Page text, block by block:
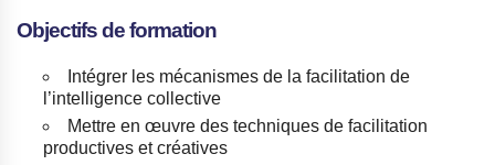
Objectifs de formation
Intégrer les mécanismes de la facilitation de
l’intelligence collective
Mettre en œuvre des techniques de facilitation
productives et créatives